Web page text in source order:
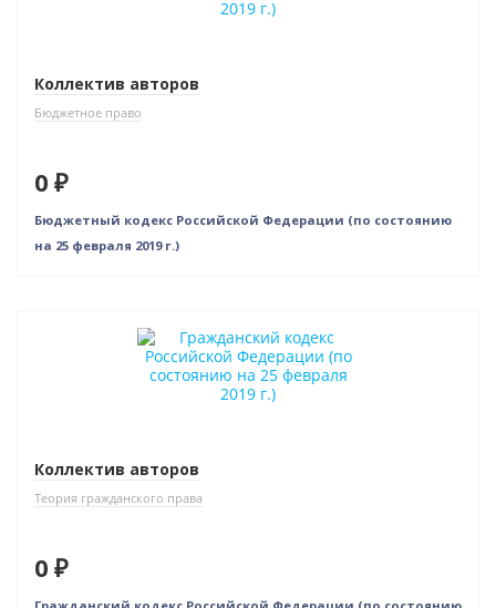
Коллектив авторов
Бюджетное право
0 ₽
Бюджетный кодекс Российской Федерации (по состоянию
на 25 февраля 2019 г.)
Нет в наличии
Коллектив авторов
Теория гражданского права
0 ₽